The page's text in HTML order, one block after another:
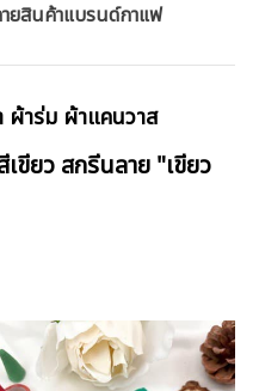
ยสินค้าแบรนด์กาแฟ
ผ้าร่ม ผ้าแคนวาส
ขียว สกรีนลาย "เขียว